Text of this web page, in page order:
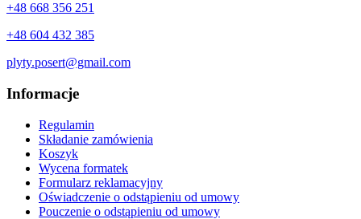
+48 668 356 251
+48 604 432 385
plyty.posert@gmail.com
Informacje
Regulamin
Składanie zamówienia
Koszyk
Wycena formatek
Formularz reklamacyjny
Oświadczenie o odstąpieniu od umowy
Pouczenie o odstąpieniu od umowy